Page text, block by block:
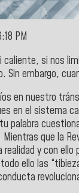
PM
si nos
Sin embargo,
en nuestro
en el sistema
palabra
que la
realidad y con
ello las